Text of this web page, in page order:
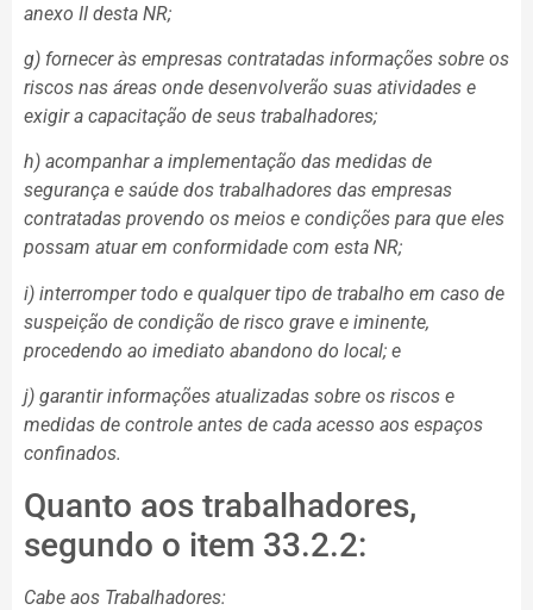
anexo II desta NR;
g) fornecer às empresas contratadas informações sobre os
riscos nas áreas onde desenvolverão suas atividades e
exigir a capacitação de seus trabalhadores;
h) acompanhar a implementação das medidas de
segurança e saúde dos trabalhadores das empresas
contratadas provendo os meios e condições para que eles
possam atuar em conformidade com esta NR;
i) interromper todo e qualquer tipo de trabalho em caso de
suspeição de condição de risco grave e iminente,
procedendo ao imediato abandono do local; e
j) garantir informações atualizadas sobre os riscos e
medidas de controle antes de cada acesso aos espaços
confinados.
Quanto aos trabalhadores,
segundo o item 33.2.2:
Cabe aos Trabalhadores: